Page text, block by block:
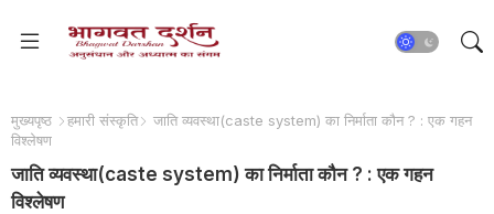
मुख्यपृष्ठ हमारी संस्कृति
जाति व्यवस्था(caste system) का निर्माता कौन ? : एक गहन
विश्लेषण
जाति व्यवस्था(caste system) का निर्माता कौन ? : एक गहन
विश्लेषण